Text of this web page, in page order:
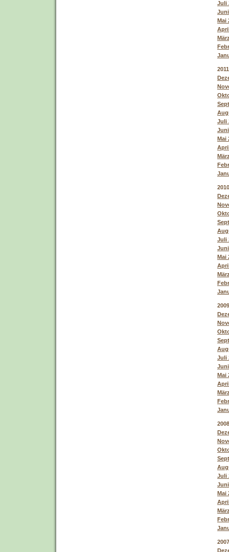
Juli
Mai
2011
Juli
Mai
2010
Juli
Mai
2009
Juli
Mai
2008
Juli
Mai
2007